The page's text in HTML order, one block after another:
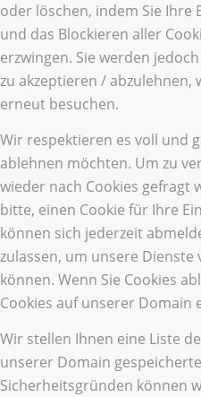
oder löschen, indem Sie
und das Blockieren aller
erzwingen. Sie werden
zu akzeptieren / abzulehnen,
erneut besuchen.
Wir respektieren es voll und
ablehnen möchten. Um zu
wieder nach Cookies gefragt
bitte, einen Cookie für Ihre
können sich jederzeit
zulassen, um unsere
können. Wenn Sie Cookies
Cookies auf unserer Domain
Wir stellen Ihnen eine Liste
unserer Domain
Sicherheitsgründen können